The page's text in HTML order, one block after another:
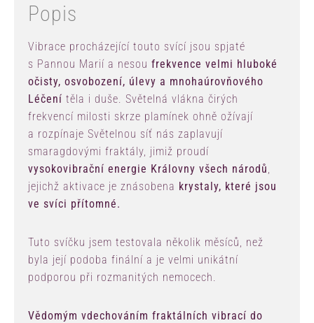
Popis
Vibrace procházející touto svící jsou spjaté
s Pannou Marií a nesou frekvence velmi hluboké
očisty, osvobození, úlevy a mnohaúrovňového
Léčení těla i duše. Světelná vlákna čirých
frekvencí milosti skrze plamínek ohně ožívají
a rozpínaje Světelnou síť nás zaplavují
smaragdovými fraktály, jimiž proudí
vysokovibrační energie Královny všech národů
jejichž aktivace je znásobena krystaly, které jsou
ve svíci přítomné.
Tuto svíčku jsem testovala několik měsíců, než
byla její podoba finální a je velmi unikátní
podporou při rozmanitých nemocech.
Vědomým vdechováním fraktálních vibrací do